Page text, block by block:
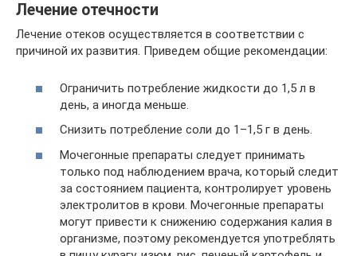
Лечение отечности
Лечение отеков осуществляется в соответствии с
причиной их развития. Приведем общие рекомендации:
Ограничить потребление жидкости до 1,5 л в
день, а иногда меньше.
Снизить потребление соли до 1–1,5 г в день.
Мочегонные препараты следует принимать
только под наблюдением врача, который следит
за состоянием пациента, контролирует уровень
электролитов в крови. Мочегонные препараты
могут привести к снижению содержания калия в
организме, поэтому рекомендуется употреблять